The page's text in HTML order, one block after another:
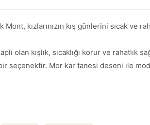
kızlarınızın kış günlerini sıcak ve
kışlık, sıcaklığı korur ve rahatlık
seçenektir. Mor kar tanesi deseni ile